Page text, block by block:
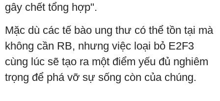
gây chết tổng hợp".
Mặc dù các tế bào ung thư có thể tồn tại mà
không cần RB, nhưng việc loại bỏ E2F3
cùng lúc sẽ tạo ra một điểm yếu đủ nghiêm
trọng để phá vỡ sự sống còn của chúng.